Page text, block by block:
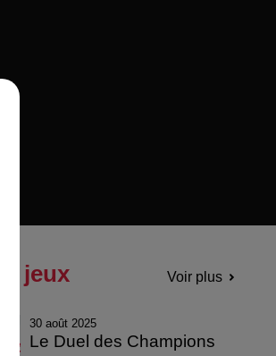
jeux Voir plus
30 août 2025
Le Duel des Champions